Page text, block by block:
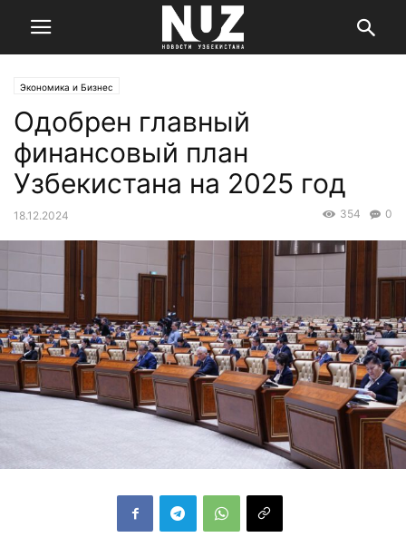
Экономика и Бизнес
Одобрен главный
финансовый план
Узбекистана на 2025 год
18.12.2024 0
354